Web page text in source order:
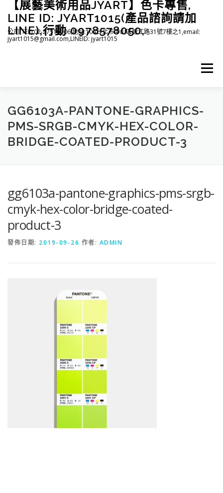
【展藝美術用品JYART】色卡專售,
LINE ID: JYART1015(產品諮詢請加
LINE),行動 0978578050,
公司(TEL):02-27515006,地址:104台北市中山區龍江路31號7樓之1,email:
jyart1015@gmail.com,LINEID: jyart1015
選單
首頁 紡織系列 印刷系列 塑膠系列 商店
下載 登入(註冊) 臉書粉絲專頁
GG6103A-PANTONE-GRAPHICS-
PMS-SRGB-CMYK-HEX-COLOR-
BRIDGE-COATED-PRODUCT-3
gg6103a-pantone-graphics-pms-srgb-
cmyk-hex-color-bridge-coated-
product-3
發佈日期: 2019-09-26 作者: ADMIN